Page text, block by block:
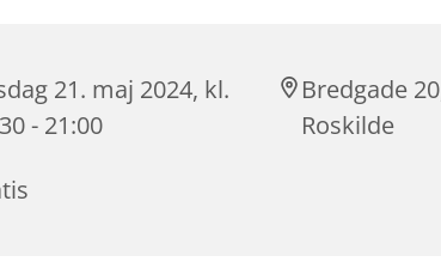
21. maj 2024, kl.
- 21:00
Bredgade
Roskilde